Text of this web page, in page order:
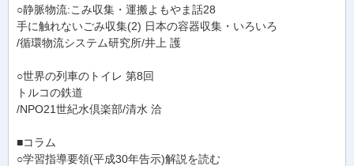
○静脈物流:こみ収集・運搬よもやま話28
手に触れないごみ収集(2) 日本の容器収集・いろいろ
/循環物流システム研究所/井上 護
○世界の列車のトイレ 第8回
トルコの鉄道
/NPO21世紀水倶楽部/清水 洽
■コラム
○学習指導要領(平成30年告示)解説を読む